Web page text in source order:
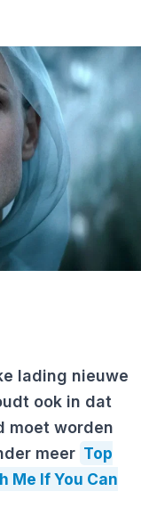
lading nieuwe
ook in dat
moet worden
meer Top
Me If You Can